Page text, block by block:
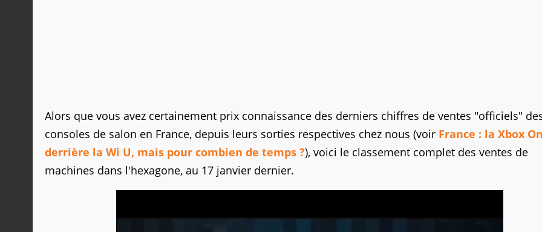
Alors que vous avez certainement prix connaissance des derniers chiffres de ventes "officiels"
consoles de salon en France, depuis leurs sorties respectives chez nous (voir France : la Xbox
derrière la Wi U, mais pour combien de temps ?), voici le classement complet des ventes de
machines dans l'hexagone, au 17 janvier dernier.